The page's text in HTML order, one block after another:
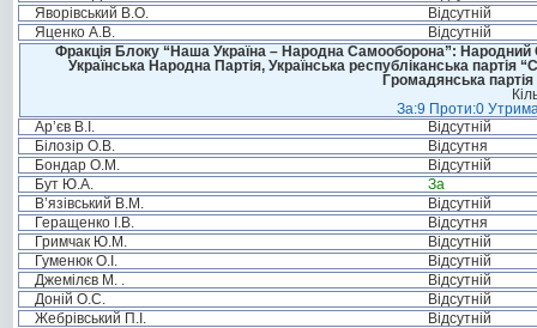
Яворівський В.О.
Відсутній
Яценко А.В.
Відсутній
Фракція Блоку “Наша Україна – Народна Самооборона”: Народний
Українська Народна Партія, Українська республіканська
Громадянська
За:9 Проти:0
Ар’єв В.І.
Відсутній
Білозір О.В.
Відсутня
Бондар О.М.
Відсутній
Бут Ю.А.
За
В’язівський В.М.
Відсутній
Геращенко І.В.
Відсутня
Гримчак Ю.М.
Відсутній
Гуменюк О.І.
Відсутній
Джемілєв М. .
Відсутній
Доній О.С.
Відсутній
Жебрівський П.І.
Відсутній